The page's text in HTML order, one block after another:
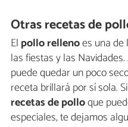
Otras recetas de
El pollo rellenoes una
las fiestas y las
puede quedar un poco
receta brillará por sí sola.
recetas de polloque
especiales, te dejamos